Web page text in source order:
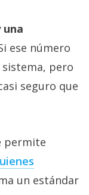
una
ese número
pero
seguro que
permite
un estándar